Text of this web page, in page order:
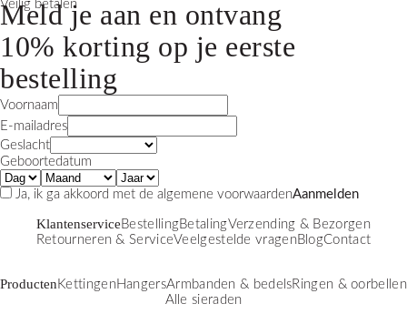
Veilig betalen
Meld je aan en ontvang
10% korting op je eerste
bestelling
Voornaam
E-mailadres
Geslacht
Geboortedatum
Ja, ik ga akkoord met de algemene voorwaardenAanmelden
Klantenservice BestellingBetalingVerzending & Bezorgen
Retourneren & ServiceVeelgestelde vragenBlogContact
Producten KettingenHangersArmbanden & bedelsRingen & oorbellen
Alle sieraden